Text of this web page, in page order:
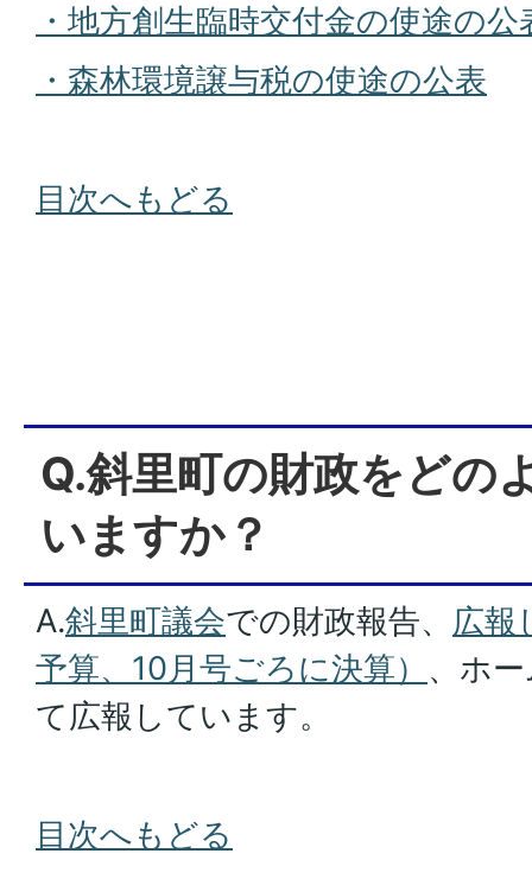
・地方創生臨時交付金の使途の公
・森林環境譲与税の使途の公表
目次へもどる
Q.斜里町の財政をどの
いますか？
A.斜里町議会での財政報告、 広報
予算、10月号ごろに決算） 、ホ
て広報しています。
目次へもどる